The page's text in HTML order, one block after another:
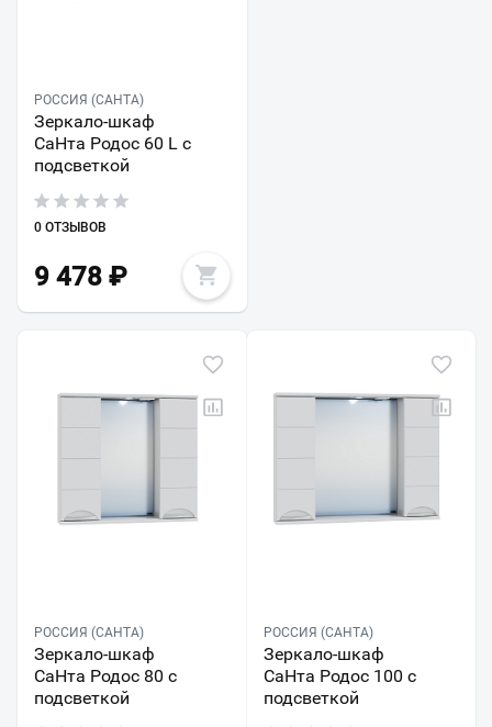
РОССИЯ (САНТА)
Зеркало-шкаф
СаНта Родос 60 L с
подсветкой
0 ОТЗЫВОВ
9 478 ₽
РОССИЯ (САНТА)
Зеркало-шкаф
СаНта Родос 80 с
подсветкой
РОССИЯ (САНТА)
Зеркало-шкаф
СаНта Родос 100 с
подсветкой